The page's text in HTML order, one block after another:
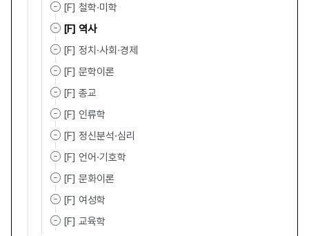
[F] 철학·미학
[F] 역사
[F] 정치·사회·경제
[F] 문학이론
[F] 종교
[F] 인류학
[F] 정신분석·심리
[F] 언어·기호학
[F] 문화이론
[F] 여성학
[F] 교육학